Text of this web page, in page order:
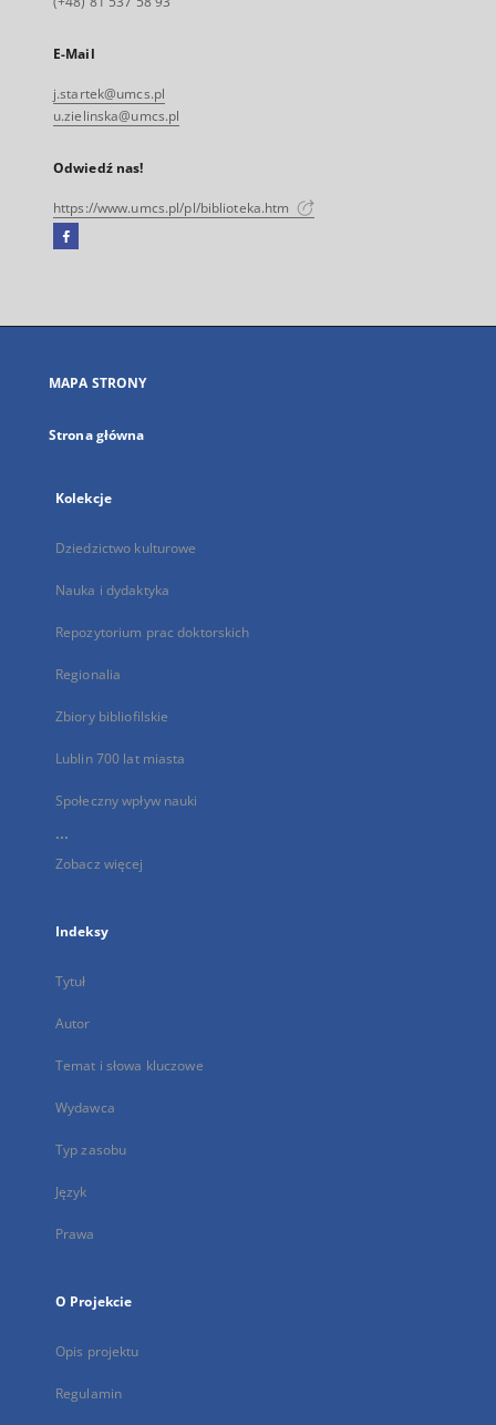
E-Mail
j.startek@umcs.pl
u.zielinska@umcs.pl
Odwiedź nas!
https://www.umcs.pl/pl/biblioteka.htm
Facebook
się
karcie
MAPA STRONY
Strona główna
Kolekcje
Dziedzictwo kulturowe
Nauka i dydaktyka
Repozytorium prac doktorskich
Regionalia
Zbiory bibliofilskie
Lublin 700 lat miasta
Społeczny wpływ nauki
...
Zobacz więcej
Indeksy
Tytuł
Autor
Temat i słowa kluczowe
Wydawca
Typ zasobu
Język
Prawa
O Projekcie
Opis projektu
Regulamin